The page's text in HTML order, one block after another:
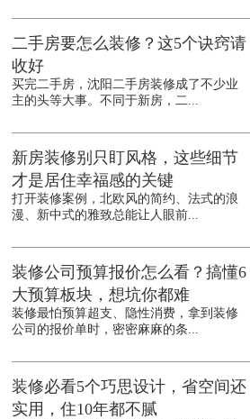
二手房要怎么装修？这5个诀窍请
收好
买完二手房，沈阳二手房装修成了不少业
主的头等大事。不同于新房，二...
新房装修别只盯风格，这些细节
才是居住幸福感的关键
打开装修案例，北欧风的简约、法式的浪
漫、新中式的雅致总能让人眼前...
装修公司预算报价怎么看？搞懂6
大预算板块，想坑你都难
装修最怕预算超支、隐性消费，拿到装修
公司的报价单时，密密麻麻的条...
装修必看5个巧思设计，省空间还
实用，住10年都不腻